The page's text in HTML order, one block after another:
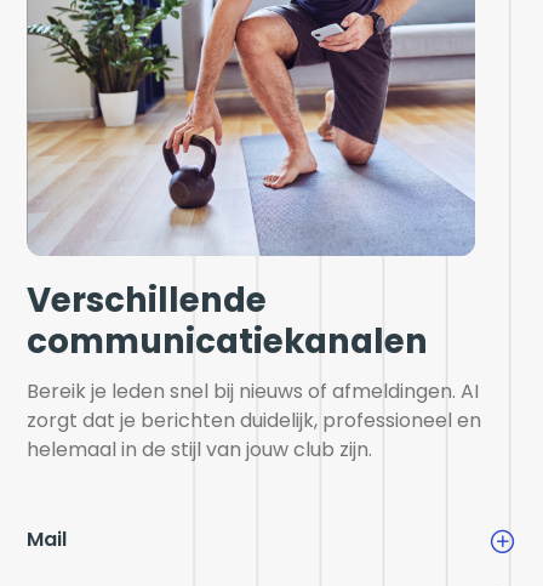
Verschillende
communicatiekanalen
Bereik je leden snel bij nieuws of afmeldingen. AI
zorgt dat je berichten duidelijk, professioneel en
helemaal in de stijl van jouw club zijn.
Mail